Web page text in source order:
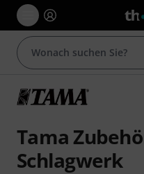
Tama
Schlagwerk